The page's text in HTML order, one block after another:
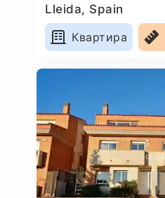
Lleida, Spain
Квартира